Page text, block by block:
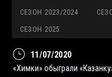
СЕЗОН 2023/2024
СЕЗОН 2025
11/07/2020
«Химки» обыграли